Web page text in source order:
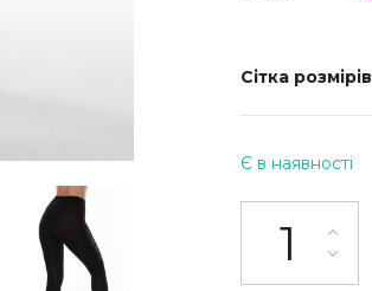
Сітка розмірів
Є в наявності